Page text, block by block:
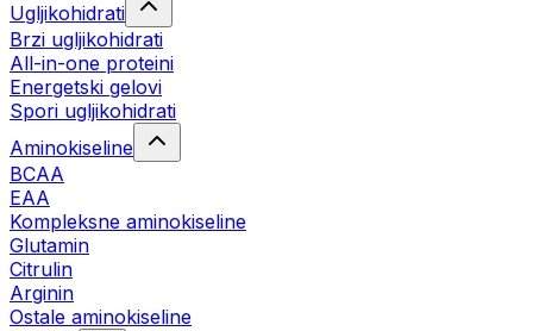
Ugljikohidrati
Brzi ugljikohidrati
All-in-one proteini
Energetski gelovi
Spori ugljikohidrati
Aminokiseline
BCAA
EAA
Kompleksne aminokiseline
Glutamin
Citrulin
Arginin
Ostale aminokiseline